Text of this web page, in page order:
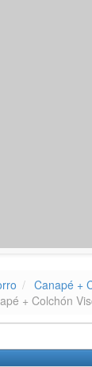
Canapé +
+ Colchón